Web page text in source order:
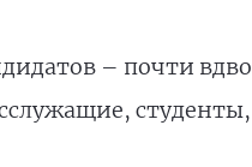
– почти